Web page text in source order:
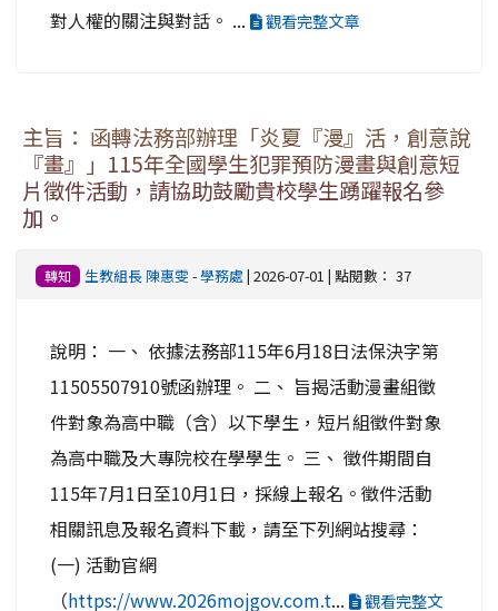
對人權的關注與對話。 ...
觀看完整文章
主旨： 函轉法務部辦理「炎夏『漫』活，創意說
『畫』」115年全國學生犯罪預防漫畫與創意短
片徵件活動，請協助鼓勵貴校學生踴躍報名參
加。
轉知 生教組長 陳惠雯 -學務處 | 2026-07-01 | 點閱數： 37
說明： 一、 依據法務部115年6月18日法保決字第
11505507910號函辦理。 二、 旨揭活動漫畫組徵
件對象為高中職（含）以下學生，短片組徵件對象
為高中職及大專院校在學學生。 三、 徵件期間自
115年7月1日至10月1日，採線上報名。徵件活動
相關訊息及報名資料下載，請至下列網站搜尋：
(一) 活動官網
（https://www.2026mojgov.com.t...
觀看完整文